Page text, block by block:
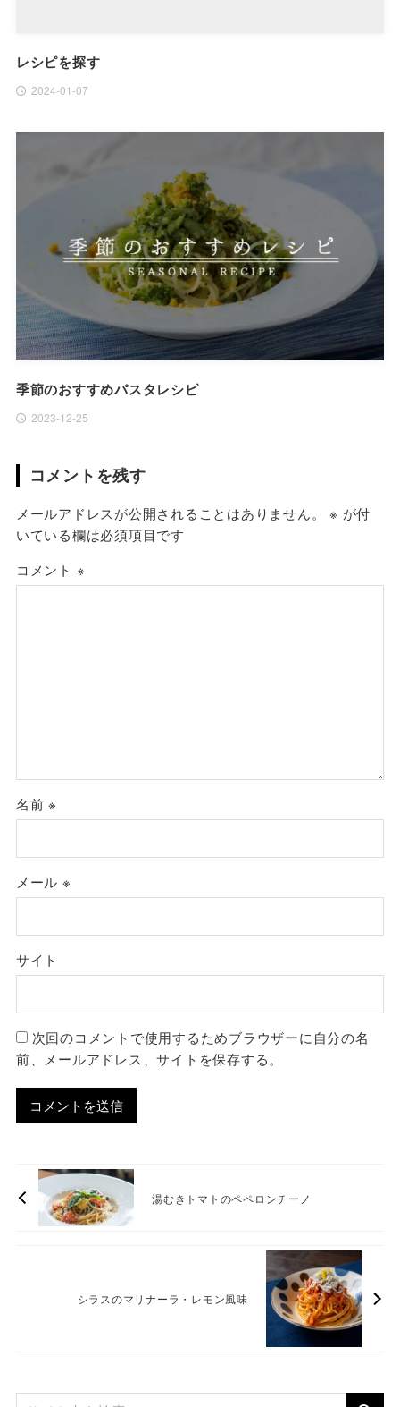
レシピを探す
2024-01-07
季節のおすすめパスタレシピ
2023-12-25
コメントを残す
メールアドレスが公開されることはありません。 ※ が付
いている欄は必須項目です
コメント ※
名前※
メール ※
サイト
次回のコメントで使用するためブラウザーに自分の名
前、メールアドレス、サイトを保存する。
湯むきトマトのペペロンチーノ
シラスのマリナーラ・レモン風味